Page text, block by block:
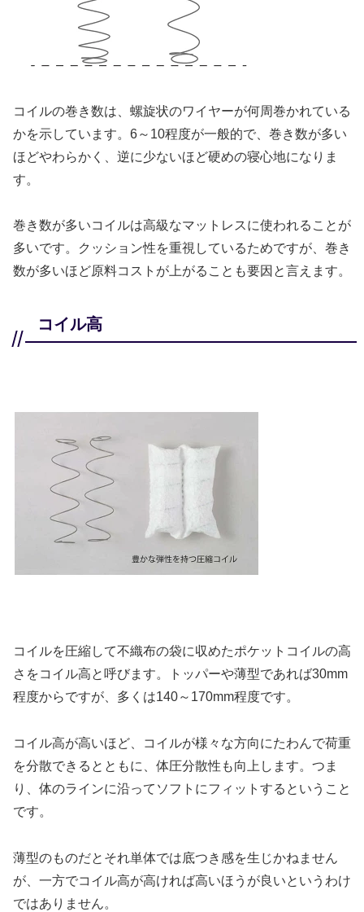
コイルの巻き数は、螺旋状のワイヤーが何周巻かれている
かを示しています。6～10程度が一般的で、巻き数が多い
ほどやわらかく、逆に少ないほど硬めの寝心地になりま
す。
巻き数が多いコイルは高級なマットレスに使われることが
多いです。クッション性を重視しているためですが、巻き
数が多いほど原料コストが上がることも要因と言えます。
コイル高
コイルを圧縮して不織布の袋に収めたポケットコイルの高
さをコイル高と呼びます。トッパーや薄型であれば30mm
程度からですが、多くは140～170mm程度です。
コイル高が高いほど、コイルが様々な方向にたわんで荷重
を分散できるとともに、体圧分散性も向上します。つま
り、体のラインに沿ってソフトにフィットするということ
です。
薄型のものだとそれ単体では底つき感を生じかねません
が、一方でコイル高が高ければ高いほうが良いというわけ
ではありません。